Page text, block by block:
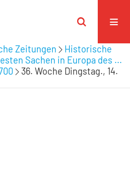
Zeitungen
Historische
Sachen in Europa des ...
36. Woche Dingstag., 14.